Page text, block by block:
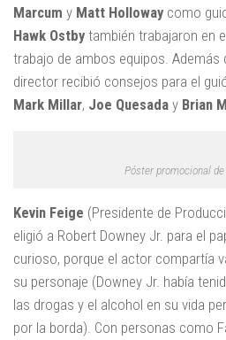
Marcum y Matt Holloway como
Hawk Ostby también trabajaron en
trabajo de ambos equipos. Además
director recibió consejos para el
Mark Millar, Joe Quesada y Brian
Póster promocional
Kevin Feige (Presidente de
eligió a Robert Downey Jr. para el
curioso, porque el actor compartía
su personaje (Downey Jr. había
las drogas y el alcohol en su vida
por la borda). Con personas como